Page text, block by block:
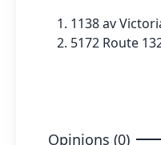
1138 av
5172 Route
Opinions (0)